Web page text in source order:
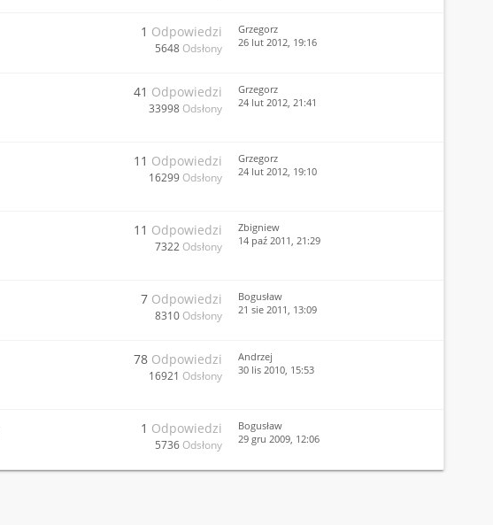
1 Odpowiedzi
5648 Odsłony
Grzegorz
26 lut 2012, 19:16
41 Odpowiedzi
33998 Odsłony
Grzegorz
24 lut 2012, 21:41
11 Odpowiedzi
16299 Odsłony
Grzegorz
24 lut 2012, 19:10
11 Odpowiedzi
7322 Odsłony
Zbigniew
14 paź 2011, 21:29
7 Odpowiedzi
8310 Odsłony
Bogusław
21 sie 2011, 13:09
78 Odpowiedzi
16921 Odsłony
Andrzej
30 lis 2010, 15:53
1 Odpowiedzi
5736 Odsłony
Bogusław
29 gru 2009, 12:06